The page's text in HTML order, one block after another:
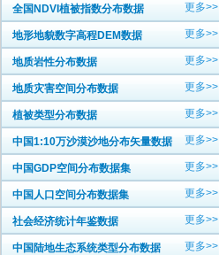
全国NDVI植被指数分布数据 更多>>
地形地貌数字高程DEM数据 更多>>
地质岩性分布数据 更多>>
地质灾害空间分布数据 更多>>
植被类型分布数据 更多>>
中国1:10万沙漠沙地分布矢量数据 更多>>
中国GDP空间分布数据集 更多>>
中国人口空间分布数据集 更多>>
社会经济统计年鉴数据 更多>>
中国陆地生态系统类型分布数据 更多>>